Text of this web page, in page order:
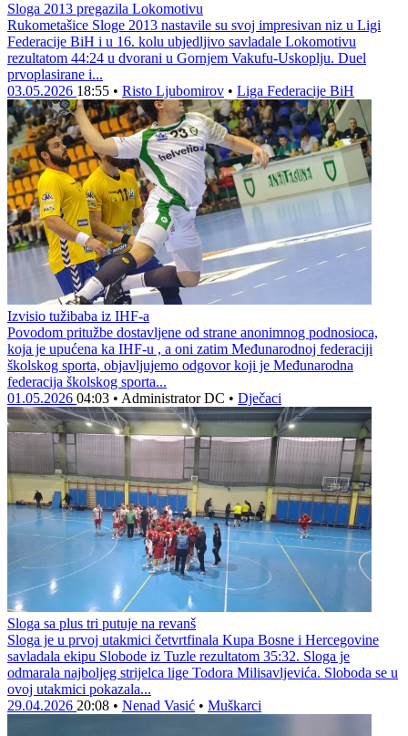
Sloga 2013 pregazila Lokomotivu
Rukometašice Sloge 2013 nastavile su svoj impresivan niz u Ligi
Federacije BiH i u 16. kolu ubjedljivo savladale Lokomotivu
rezultatom 44:24 u dvorani u Gornjem Vakufu-Uskoplju. Duel
prvoplasirane i...
03.05.2026 18:55 • Risto Ljubomirov • Liga Federacije BiH
Izvisio tužibaba iz IHF-a
Povodom pritužbe dostavljene od strane anonimnog podnosioca,
koja je upućena ka IHF-u , a oni zatim Međunarodnoj federaciji
školskog sporta, objavljujemo odgovor koji je Međunarodna
federacija školskog sporta...
01.05.2026 04:03 • Administrator DC • Dječaci
Sloga sa plus tri putuje na revanš
Sloga je u prvoj utakmici četvrtfinala Kupa Bosne i Hercegovine
savladala ekipu Slobode iz Tuzle rezultatom 35:32. Sloga je
odmarala najboljeg strijelca lige Todora Milisavljevića. Sloboda se u
ovoj utakmici pokazala...
29.04.2026 20:08 • Nenad Vasić • Muškarci